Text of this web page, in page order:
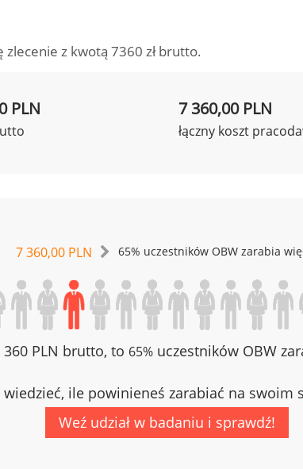
z kwotą 7360 zł brutto.
PLN 7 360,00 PLN
łączny koszt
7 360,00 PLN 65% uczestników OBW zarabia
360 PLN brutto, to 65%uczestników OBW
wiedzieć, ile powinieneś zarabiać na swoim
Weź udział w badaniu i sprawdź!